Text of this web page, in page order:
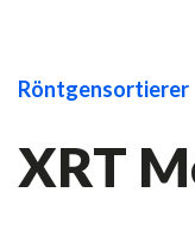
Röntgensortierer
XRT